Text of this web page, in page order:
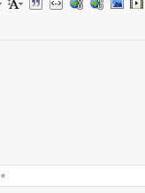
*